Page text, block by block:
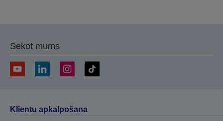
Sekot mums
Klientu apkalpošana